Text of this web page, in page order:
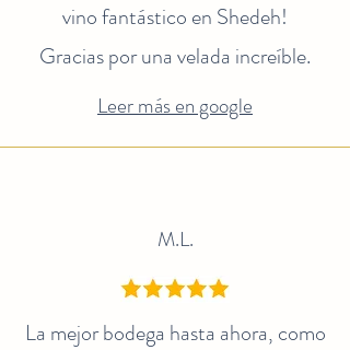
vino fantástico en Shedeh!
Gracias por una velada increíble.
Leer más en google
M.L.
La mejor bodega hasta ahora, como